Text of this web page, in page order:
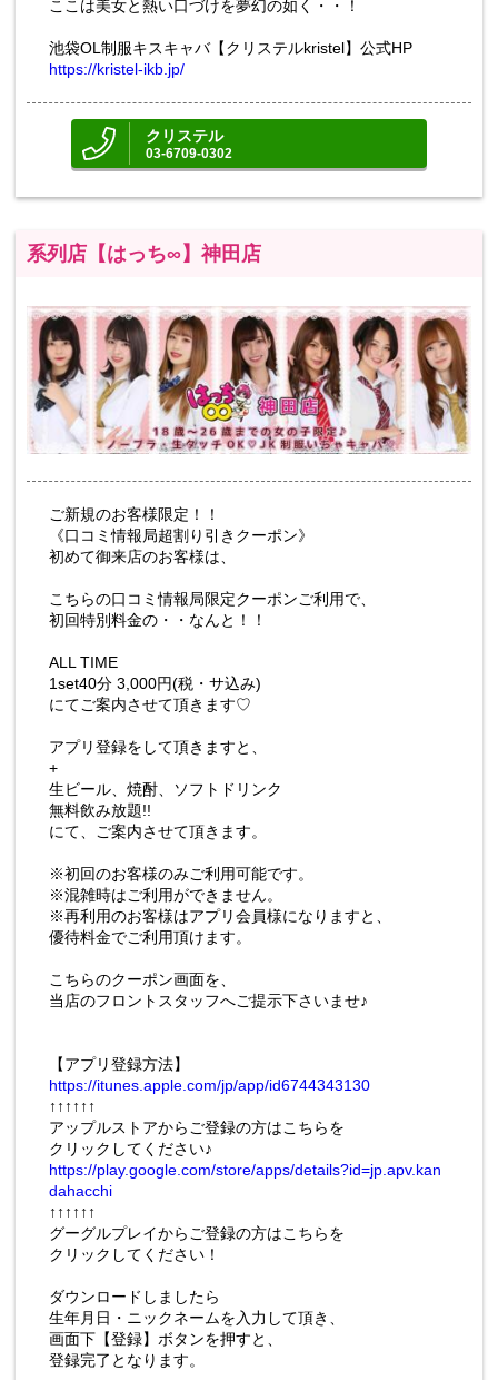
ここは美女と熱い口づけを夢幻の如く・・！
池袋OL制服キスキャバ【クリステルkristel】公式HP
https://kristel-ikb.jp/
クリステル
03-6709-0302
系列店【はっち∞】神田店
ご新規のお客様限定！！
《口コミ情報局超割り引きクーポン》
初めて御来店のお客様は、
こちらの口コミ情報局限定クーポンご利用で、
初回特別料金の・・なんと！！
ALL TIME
1set40分 3,000円(税・サ込み)
にてご案内させて頂きます♡
アプリ登録をして頂きますと、
+
生ビール、焼酎、ソフトドリンク
無料飲み放題!!
にて、ご案内させて頂きます。
※初回のお客様のみご利用可能です。
※混雑時はご利用ができません。
※再利用のお客様はアプリ会員様になりますと、
優待料金でご利用頂けます。
こちらのクーポン画面を、
当店のフロントスタッフへご提示下さいませ♪
【アプリ登録方法】
https://itunes.apple.com/jp/app/id6744343130
↑↑↑↑↑↑
アップルストアからご登録の方はこちらを
クリックしてください♪
https://play.google.com/store/apps/details?id=jp.apv.kan
dahacchi
↑↑↑↑↑↑
グーグルプレイからご登録の方はこちらを
クリックしてください！
ダウンロードしましたら
生年月日・ニックネームを入力して頂き、
画面下【登録】ボタンを押すと、
登録完了となります。